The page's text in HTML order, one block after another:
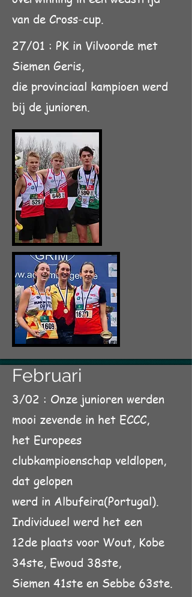
van de Cross-cup.
27/01 : PK in Vilvoorde met
Siemen Geris,
die provinciaal kampioen werd
bij de junioren.
Februari
3/02 : Onze junioren werden
mooi zevende in het ECCC,
het Europees
clubkampioenschap veldlopen,
dat gelopen
werd in Albufeira(Portugal).
Individueel werd het een
12de plaats voor Wout, Kobe
34ste, Ewoud 38ste,
Siemen 41ste en Sebbe 63ste.